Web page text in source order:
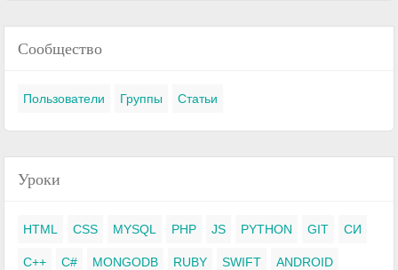
Сообщество
Пользователи Группы Статьи
Уроки
HTML CSS MYSQL PHP JS PYTHON GIT СИ
C++ C# MONGODB RUBY SWIFT ANDROID